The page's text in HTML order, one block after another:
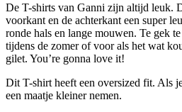
De T-shirts van Ganni zijn altijd leuk.
voorkant en de achterkant een super
ronde hals en lange mouwen. Te gek
tijdens de zomer of voor als het wat
gilet. You’re gonna love it!
Dit T-shirt heeft een oversized fit. Als
een maatje kleiner nemen.